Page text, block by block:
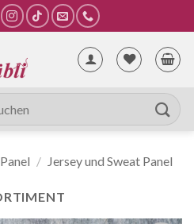
Panel / Jersey und Sweat Panel